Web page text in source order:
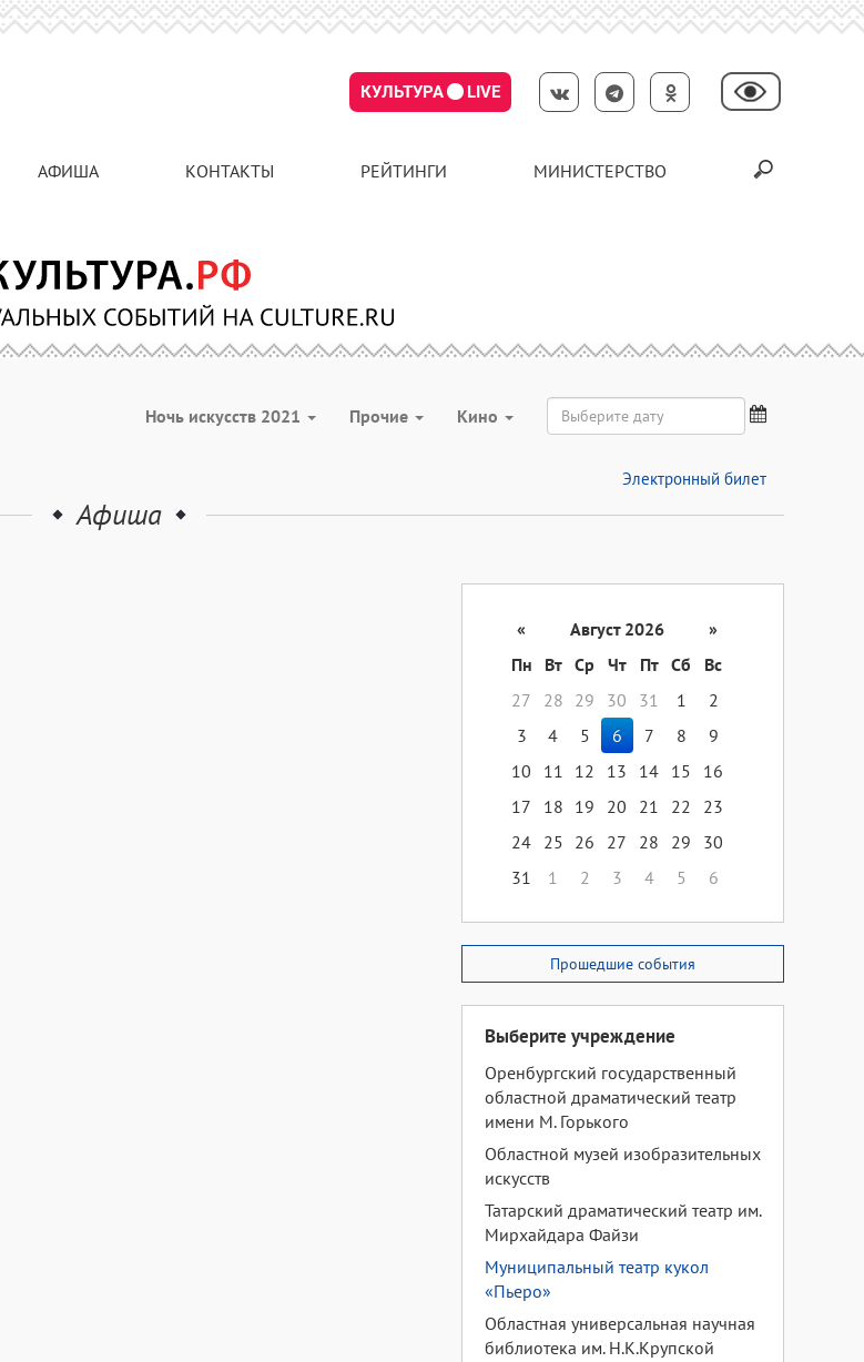
КУЛЬТУРА LIVE
АФИША КОНТАКТЫ РЕЙТИНГИ МИНИСТЕРСТВО
Ночь искусств 2021 Прочие Кино
Электронный билет
Афиша
« Август 2026
»
Пн
Вт Ср Чт Пт Сб
Вс
27
28 29 30 31 1
2
3
4 5 6 7 8
9
10
11 12 13 14 15
16
17
18 19 20 21 22
23
24 25 26 27 28 29
30
31
1 2 3 4 5 6
Прошедшие события
Выберите учреждение
Оренбургский государственный
областной драматический театр
имени М. Горького
Областной музей изобразительных
искусств
Татарский драматический театр им.
Мирхайдара Файзи
Муниципальный театр кукол
«Пьеро»
Областная универсальная научная
библиотека им. Н.К.Крупской